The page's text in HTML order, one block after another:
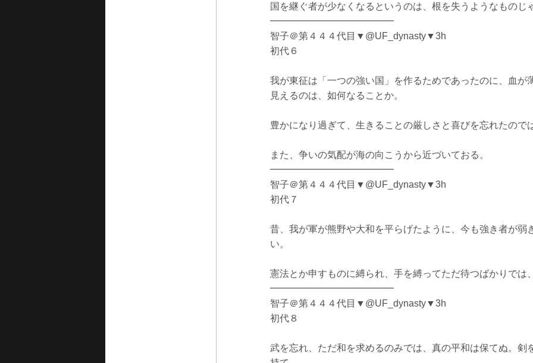
国を継ぐ者が少なくなるというのは、根を失うようなものじ
━━━━━━━━━━━━━
智子＠第４４４代目▼@UF_dynasty▼3h
初代６
我が東征は「一つの強い国」を作るためであったのに、血が
見えるのは、如何なることか。
豊かになり過ぎて、生きることの厳しさと喜びを忘れたので
また、争いの気配が海の向こうから近づいておる。
━━━━━━━━━━━━━
智子＠第４４４代目▼@UF_dynasty▼3h
初代７
昔、我が軍が熊野や大和を平らげたように、今も強き者が弱
い。
憲法とか申すものに縛られ、手を縛ってただ待つばかりでは
━━━━━━━━━━━━━
智子＠第４４４代目▼@UF_dynasty▼3h
初代８
武を忘れ、ただ和を求めるのみでは、真の平和は保てぬ。剣